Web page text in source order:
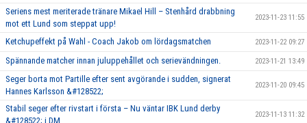
Seriens mest meriterade tränare Mikael Hill – Stenhård drabbning
mot ett Lund som steppat upp!
2023-11-23 11:55
Ketchupeffekt på Wahl - Coach Jakob om lördagsmatchen 2023-11-22 09:27
Spännande matcher innan juluppehållet och serievändningen. 2023-11-21 13:49
Seger borta mot Partille efter sent avgörande i sudden, signerat
Hannes Karlsson &#128522;
2023-11-20 09:45
Stabil seger efter rivstart i första – Nu väntar IBK Lund derby
&#128522; i DM
2023-11-13 11:32